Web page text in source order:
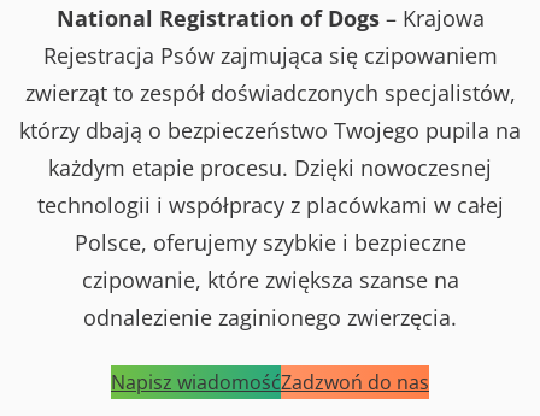
National Registration of Dogs– Krajowa
Rejestracja Psów zajmująca się czipowaniem
zwierząt to zespół doświadczonych specjalistów,
którzy dbają o bezpieczeństwo Twojego pupila na
każdym etapie procesu. Dzięki nowoczesnej
technologii i współpracy z placówkami w całej
Polsce, oferujemy szybkie i bezpieczne
czipowanie, które zwiększa szanse na
odnalezienie zaginionego zwierzęcia.
Napisz wiadomośćZadzwoń do nas